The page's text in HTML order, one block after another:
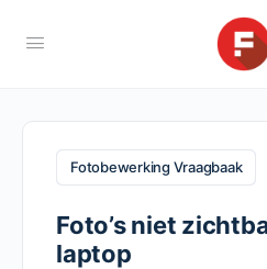
Fotobewerking Vraagbaak
Foto’s niet
laptop